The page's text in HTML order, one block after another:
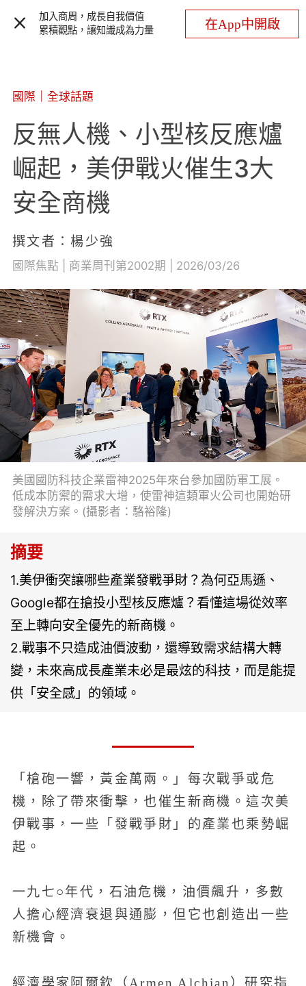
加入商周，成長自我價值
累積觀點，讓知識成為力量
在App中開啟
國際 全球話題
反無人機、小型核反應爐
崛起，美伊戰火催生3大
安全商機
撰文者：楊少強
國際焦點 | 商業周刊第2002期 | 2026/03/26
美國國防科技企業雷神2025年來台參加國防軍工展。
低成本防禦的需求大增，使雷神這類軍火公司也開始研
發解決方案。(攝影者：駱裕隆)
摘要
1.美伊衝突讓哪些產業發戰爭財？為何亞馬遜、
Google都在搶投小型核反應爐？看懂這場從效率
至上轉向安全優先的新商機。
2.戰事不只造成油價波動，還導致需求結構大轉
變，未來高成長產業未必是最炫的科技，而是能提
供「安全感」的領域。
「槍砲一響，黃金萬兩。」每次戰爭或危
機，除了帶來衝擊，也催生新商機。這次美
伊戰事，一些「發戰爭財」的產業也乘勢崛
起。
一九七○年代，石油危機，油價飆升，多數
人擔心經濟衰退與通膨，但它也創造出一些
新機會。
經濟學家阿爾欽（Armen Alchian）研究指